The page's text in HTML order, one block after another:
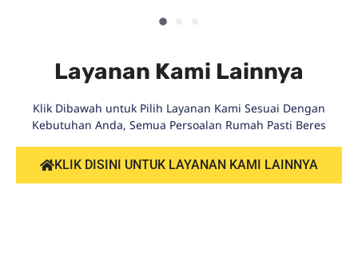
Layanan Kami Lainnya
Klik Dibawah untuk Pilih Layanan Kami Sesuai Dengan
Kebutuhan Anda, Semua Persoalan Rumah Pasti Beres
KLIK DISINI UNTUK LAYANAN KAMI LAINNYA